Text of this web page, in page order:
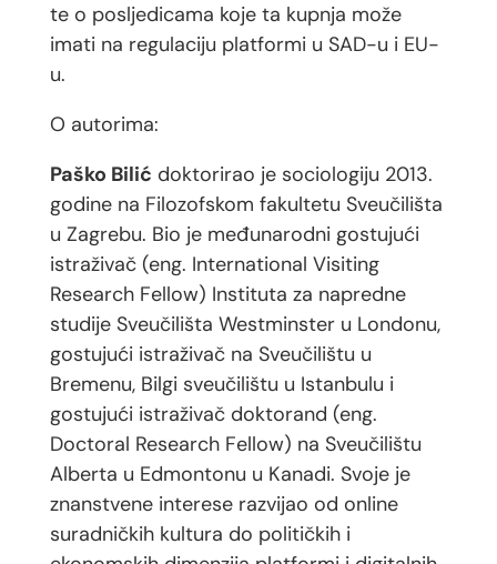
te o posljedicama koje ta kupnja može
imati na regulaciju platformi u SAD-u i EU-
u.
O autorima:
Paško Bilić doktorirao je sociologiju 2013.
godine na Filozofskom fakultetu Sveučilišta
u Zagrebu. Bio je međunarodni gostujući
istraživač (eng. International Visiting
Research Fellow) Instituta za napredne
studije Sveučilišta Westminster u Londonu,
gostujući istraživač na Sveučilištu u
Bremenu, Bilgi sveučilištu u Istanbulu i
gostujući istraživač doktorand (eng.
Doctoral Research Fellow) na Sveučilištu
Alberta u Edmontonu u Kanadi. Svoje je
znanstvene interese razvijao od online
suradničkih kultura do političkih i